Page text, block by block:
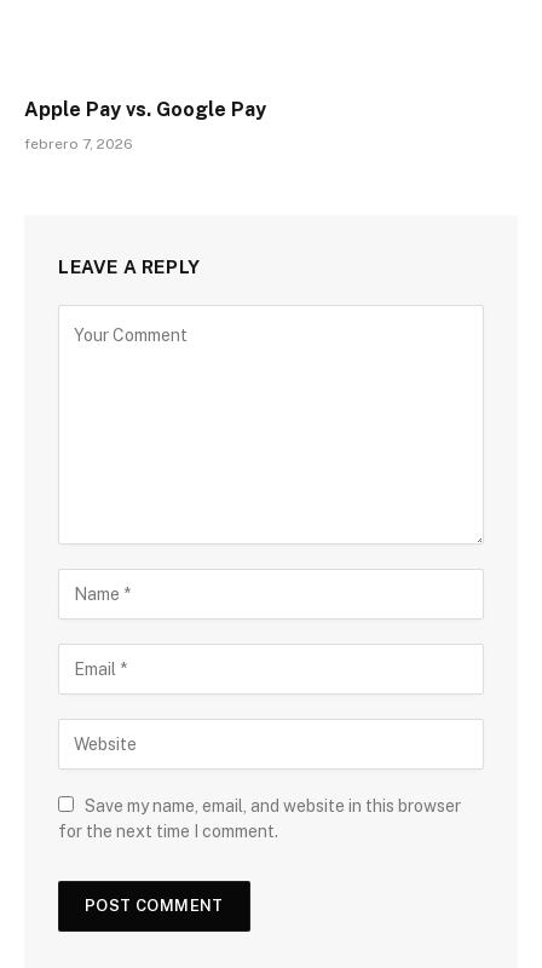
Apple Pay vs. Google Pay
febrero 7, 2026
LEAVE A REPLY
Save my name, email, and website in this browser
for the next time I comment.